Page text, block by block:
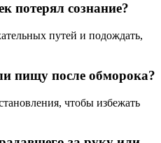
потерял сознание?
путей и подождать,
пищу после обморока?
чтобы избежать